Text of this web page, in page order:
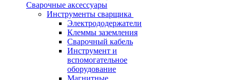
Сварочные аксессуары
Инструменты сварщика
Электрододержатели
Клеммы заземления
Сварочный кабель
Инструмент и
вспомогательное
оборудование
Магнитные